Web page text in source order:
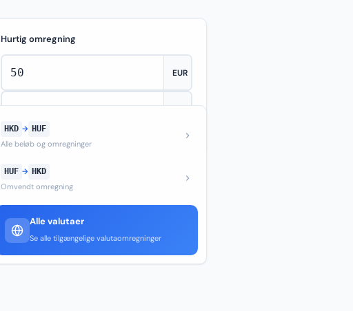
Hurtig omregning
HKD → HUF
Alle beløb og omregninger
HUF → HKD
Omvendt omregning
Alle valutaer
Se alle tilgængelige valutaomregninger